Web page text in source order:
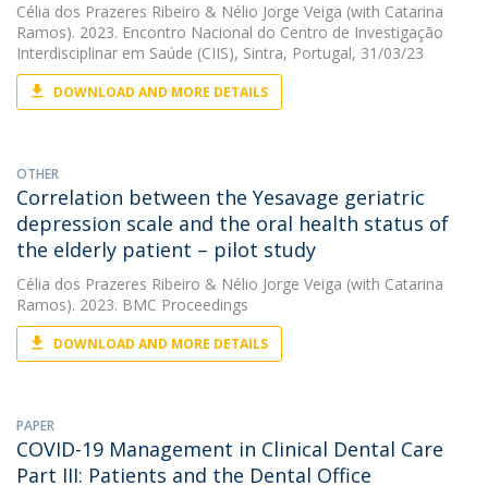
Célia dos Prazeres Ribeiro & Nélio Jorge Veiga (with Catarina
Ramos). 2023. Encontro Nacional do Centro de Investigação
Interdisciplinar em Saúde (CIIS), Sintra, Portugal, 31/03/23
DOWNLOAD AND MORE DETAILS
OTHER
Correlation between the Yesavage geriatric
depression scale and the oral health status of
the elderly patient – pilot study
Célia dos Prazeres Ribeiro & Nélio Jorge Veiga (with Catarina
Ramos). 2023. BMC Proceedings
DOWNLOAD AND MORE DETAILS
PAPER
COVID-19 Management in Clinical Dental Care
Part III: Patients and the Dental Office